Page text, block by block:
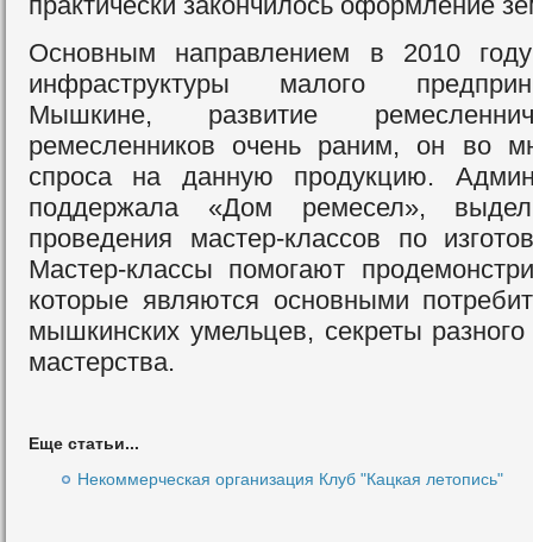
Основным направлением в 2010
инфраструктуры малого
Мышкине, развитие
ремесленников очень раним, он во
спроса на данную продукцию.
поддержала «Дом ремесел»,
проведения мастер-классов по
Мастер-классы помогают
которые являются основными
мышкинских умельцев, секреты разного
мастерства.
Еще статьи...
Некоммерческая организация Клуб "Кацкая летопись"